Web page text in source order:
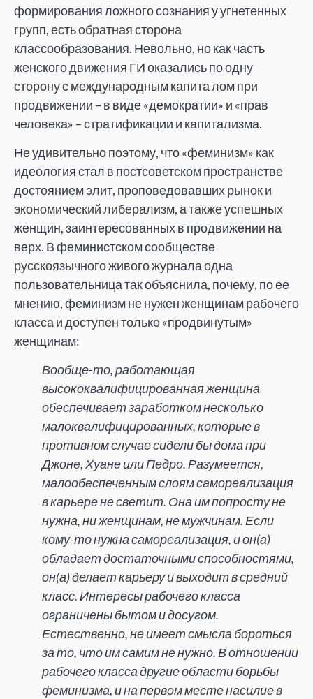
формирования ложного сознания у угнетенных
групп, есть обратная сторона
классообразования. Невольно, но как часть
женского движения ГИ оказались по одну
сторону с международным капита лом при
продвижении – в виде «демократии» и «прав
человека» – стратификации и капитализма.
Не удивительно поэтому, что «феминизм» как
идеология стал в постсоветском пространстве
достоянием элит, проповедовавших рынок и
экономический либерализм, а также успешных
женщин, заинтересованных в продвижении на
верх. В феминистском сообществе
русскоязычного живого журнала одна
пользовательница так объяснила, почему, по ее
мнению, феминизм не нужен женщинам рабочего
класса и доступен только «продвинутым»
женщинам:
Вообще-то, работающая
высококвалифицированная женщина
обеспечивает заработком несколько
малоквалифицированных, которые в
противном случае сидели бы дома при
Джоне, Хуане или Педро. Разумеется,
малообеспеченным слоям самореализация
в карьере не светит. Она им попросту не
нужна, ни женщинам, не мужчинам. Если
кому-то нужна самореализация, и он(а)
обладает достаточными способностями,
он(а) делает карьеру и выходит в средний
класс. Интересы рабочего класса
ограничены бытом и досугом.
Естественно, не имеет смысла бороться
за то, что им самим не нужно. В отношении
рабочего класса другие области борьбы
феминизма, и на первом месте насилие в